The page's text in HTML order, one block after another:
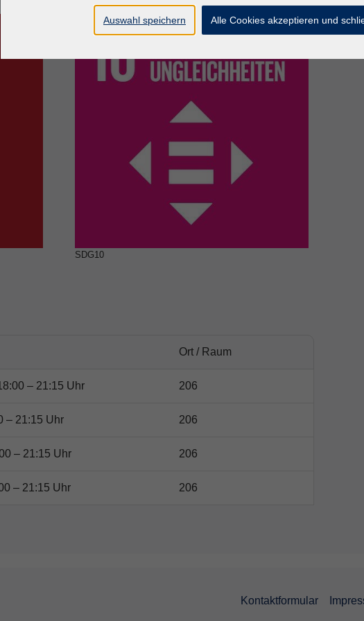
SDG10
Ort / Raum
– 21:15 Uhr 206
– 21:15 Uhr 206
– 21:15 Uhr 206
– 21:15 Uhr 206
Kontaktformular
Auswahl speichern Alle Cookies akzeptieren und